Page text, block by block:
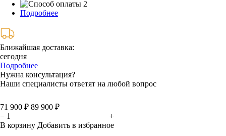
Подробнее
Ближайшая доставка:
сегодня
Подробнее
Нужна консультация?
Наши специалисты ответят на любой вопрос
71 900 ₽ 89 900 ₽
−
+
В корзину Добавить в избранное